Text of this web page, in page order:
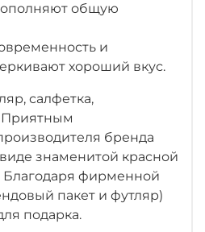
общую
и
хороший вкус.
салфетка,
бренда
знаменитой красной
Благодаря фирменной
пакет и футляр)
подарка.